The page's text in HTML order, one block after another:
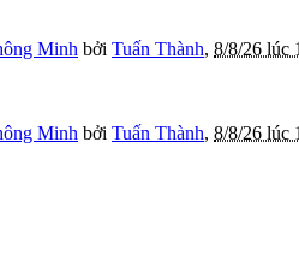
Minh bởi Tuấn Thành, 8/8/26 lúc
Minh bởi Tuấn Thành, 8/8/26 lúc